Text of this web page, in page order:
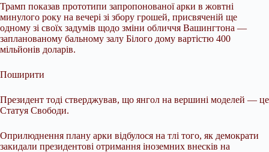
Трамп показав прототипи запропонованої арки в жовтні
минулого року на вечері зі збору грошей, присвяченій ще
одному зі своїх задумів щодо зміни обличчя Вашингтона —
запланованому бальному залу Білого дому вартістю 400
мільйонів доларів.
Поширити
Президент тоді стверджував, що янгол на вершині моделей — це
Статуя Свободи.
Оприлюднення плану арки відбулося на тлі того, як демократи
закидали президентові отримання іноземних внесків на